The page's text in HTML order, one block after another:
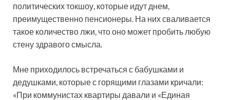
политических ток­шоу, которые идут днем,
преимущественно пенсионеры. На них сваливается
такое количество лжи, что оно может пробить любую
стену здравого смысла.
Мне приходилось встречаться с бабушками и
дедушками, которые с горящими глазами кричали:
«При коммунистах квартиры давали и «Единая